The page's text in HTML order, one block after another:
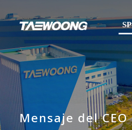
SP
Mensaje del CEO